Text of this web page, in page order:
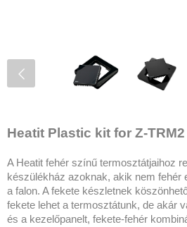
Heatit Plastic kit for Z-
A Heatit fehér színű termosztátjaihoz
készülékház azoknak, akik nem fehér
a falon. A fekete készletnek
fekete lehet a termosztátunk, de akár
és a kezelőpanelt, fekete-fehér